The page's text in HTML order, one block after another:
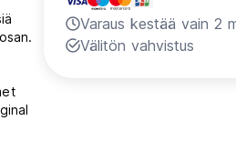
Varaus kestää vain 2
Välitön vahvistus